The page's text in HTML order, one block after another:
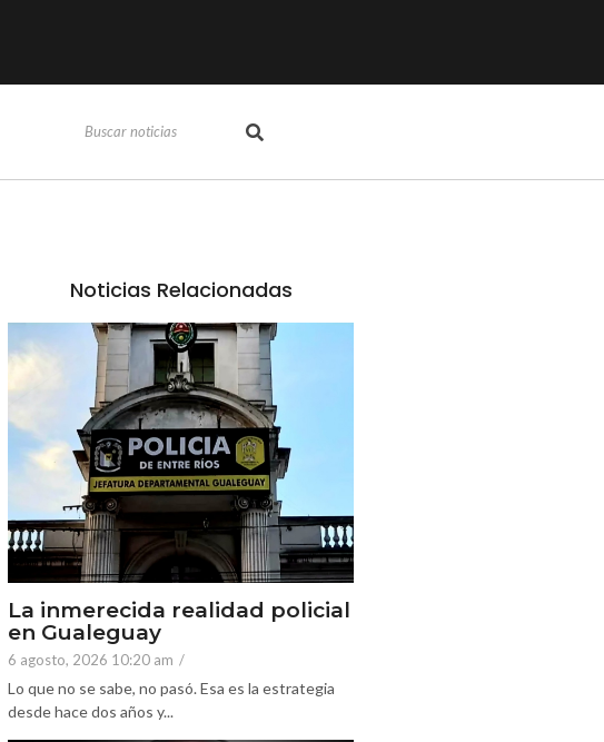
Noticias Relacionadas
La inmerecida realidad policial
en Gualeguay
6 agosto, 2026 10:20 am /
Lo que no se sabe, no pasó. Esa es la estrategia
desde hace dos años y...